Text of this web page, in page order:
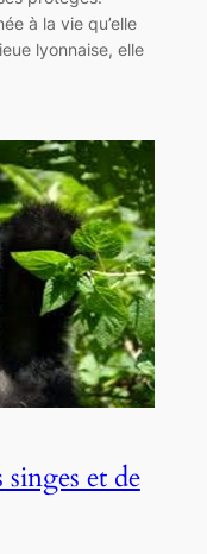
à la vie qu’elle
lyonnaise, elle
et de